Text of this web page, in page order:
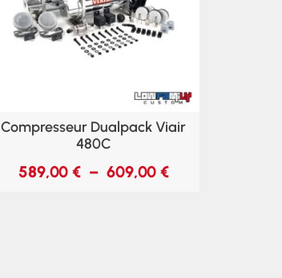
Compresseur Dualpack Viair
480C
589,00 € – 609,00 €